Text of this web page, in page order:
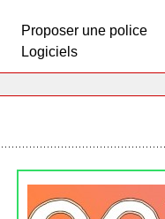
Proposer une police
Logiciels